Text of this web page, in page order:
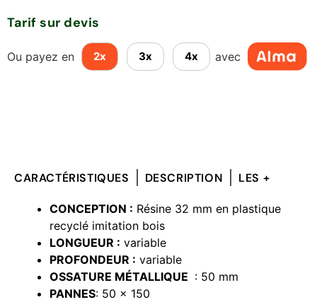
Tarif sur devis
Ou payez en 2x 3x 4x avec
CARACTÉRISTIQUES DESCRIPTION LES +
CONCEPTION : Résine 32 mm en plastique
recyclé imitation bois
LONGUEUR : variable
PROFONDEUR : variable
OSSATURE MÉTALLIQUE : 50 mm
PANNES: 50 x 150